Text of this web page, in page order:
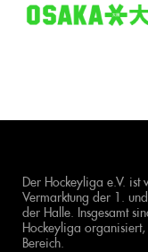
Der Hockeyliga e.V.
Vermarktung der 1.
der Halle. Insgesamt
Hockeyliga
Bereich.